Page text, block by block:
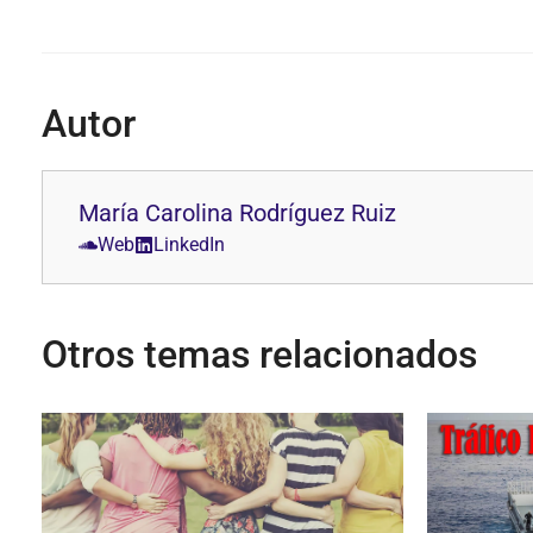
Autor
María Carolina Rodríguez Ruiz
Web LinkedIn
Otros temas relacionados